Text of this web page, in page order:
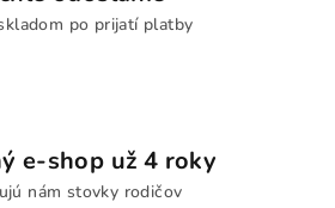
po prijatí platby
e-shop už 4 roky
nám stovky rodičov